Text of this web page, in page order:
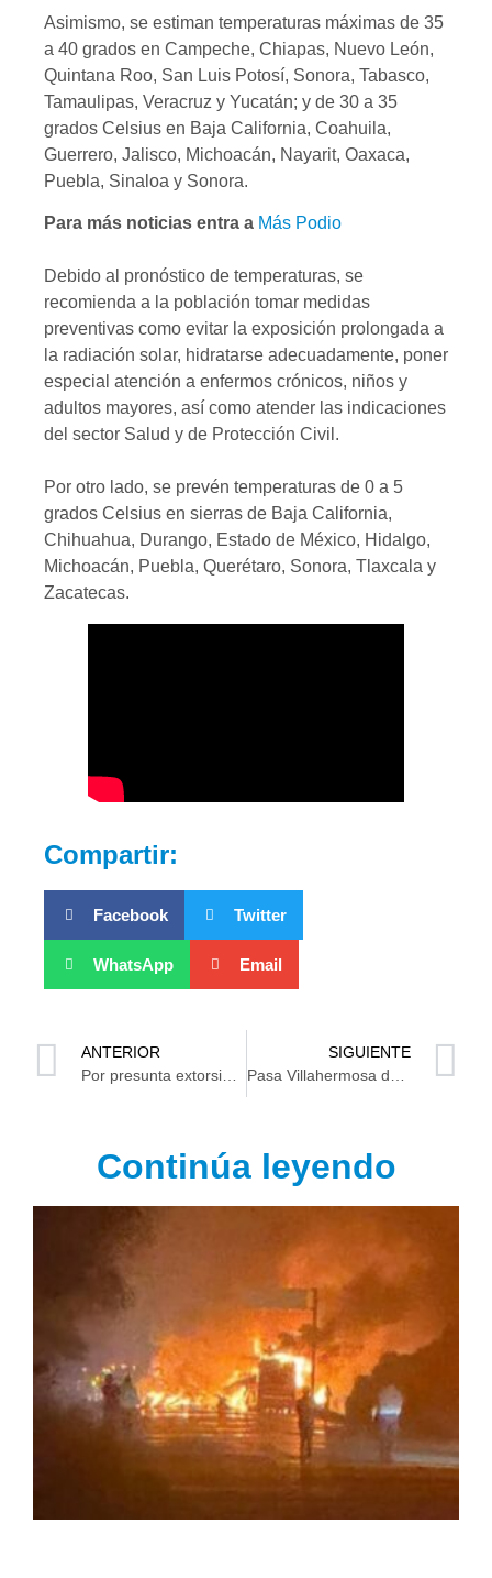
Asimismo, se estiman temperaturas máximas de 35
a 40 grados en Campeche, Chiapas, Nuevo León,
Quintana Roo, San Luis Potosí, Sonora, Tabasco,
Tamaulipas, Veracruz y Yucatán; y de 30 a 35
grados Celsius en Baja California, Coahuila,
Guerrero, Jalisco, Michoacán, Nayarit, Oaxaca,
Puebla, Sinaloa y Sonora.
Para más noticias entra a Más Podio
Debido al pronóstico de temperaturas, se
recomienda a la población tomar medidas
preventivas como evitar la exposición prolongada a
la radiación solar, hidratarse adecuadamente, poner
especial atención a enfermos crónicos, niños y
adultos mayores, así como atender las indicaciones
del sector Salud y de Protección Civil.
Por otro lado, se prevén temperaturas de 0 a 5
grados Celsius en sierras de Baja California,
Chihuahua, Durango, Estado de México, Hidalgo,
Michoacán, Puebla, Querétaro, Sonora, Tlaxcala y
Zacatecas.
Compartir:
Facebook Twitter
WhatsApp Email
ANTERIOR
SIGUIENTE
Continúa leyendo